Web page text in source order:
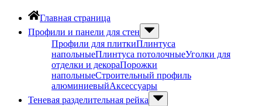
Главная страница
Профили и панели для стен
Профили для плиткиПлинтуса
напольныеПлинтуса потолочныеУголки для
отделки и декораПорожки
напольныеСтроительный профиль
алюминиевыйАксессуары
Теневая разделительная рейка